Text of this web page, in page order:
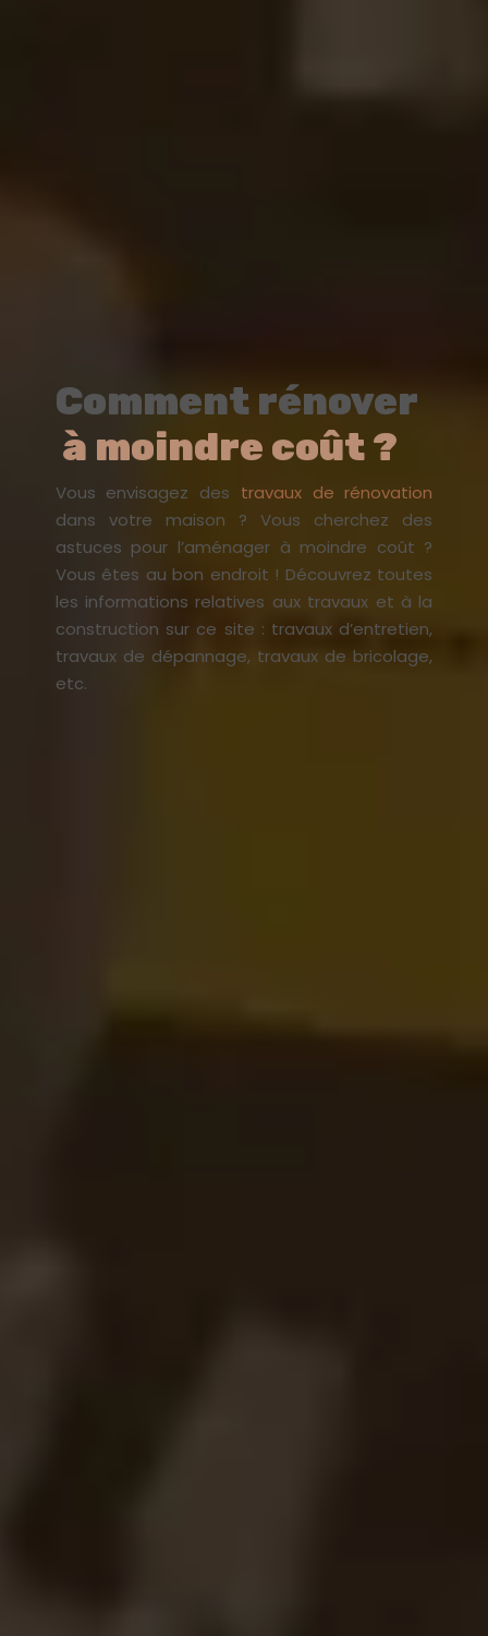
Comment rénover
à moindre coût ?
Vous envisagez des travaux de rénovation
dans votre maison ? Vous cherchez des
astuces pour l’aménager à moindre coût ?
Vous êtes au bon endroit ! Découvrez toutes
les informations relatives aux travaux et à la
construction sur ce site : travaux d’entretien,
travaux de dépannage, travaux de bricolage,
etc.